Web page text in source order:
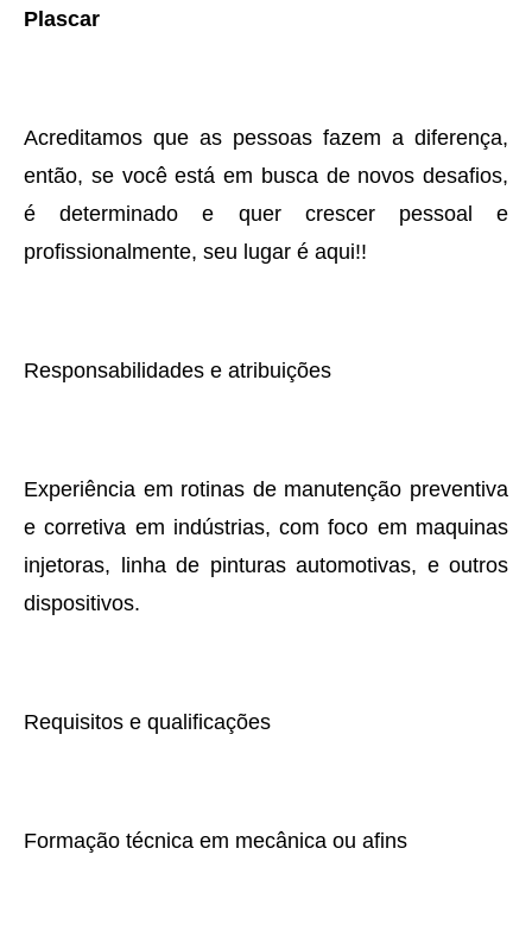
Plascar
Acreditamos que as pessoas fazem a diferença,
então, se você está em busca de novos desafios,
é determinado e quer crescer pessoal e
profissionalmente, seu lugar é aqui!!
Responsabilidades e atribuições
Experiência em rotinas de manutenção preventiva
e corretiva em indústrias, com foco em maquinas
injetoras, linha de pinturas automotivas, e outros
dispositivos.
Requisitos e qualificações
Formação técnica em mecânica ou afins